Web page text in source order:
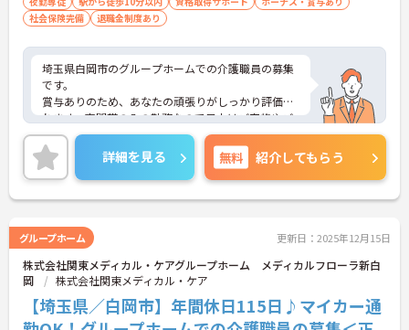
社会保険完備
退職金制度あり
埼玉県白岡市のグループホームでの介護職員の募集
です。
賞与ありのため、あなたの頑張りがしっかり評価さ
れます。夜間帯のみの勤務なので日中はご家族やご
自身のプライベートの時間にあてることができま
す。
ご興味のある方は、面接のポイントをお伝えします
のでお気軽にお問い合せください。
詳細を見る 無料 紹介してもらう
グループホーム 更新日：2025年12月15日
株式会社関東メディカル・ケアグループホーム メディカルフローラ新白
岡
株式会社関東メディカル・ケア
【埼玉県／白岡市】年間休日115日♪マイカー通